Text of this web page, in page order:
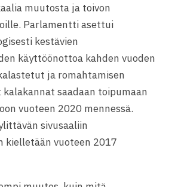
muutosta ja toivon
Parlamentti asettui
kestävien
käyttöönottoa kahden vuoden
ja romahtamisen
saadaan toipumaan
vuoteen 2020 mennessä.
sivusaaliin
kielletään vuoteen 2017